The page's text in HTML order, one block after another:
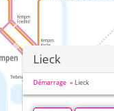
Lieck
Démarrage Lieck